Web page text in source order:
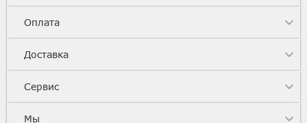
Оплата
Доставка
Сервис
Мы